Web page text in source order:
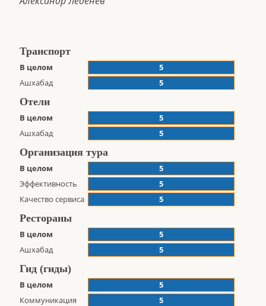
Транспорт
В целом
5
Ашхабад
5
Отели
В целом
5
Ашхабад
5
Организация тура
В целом
5
Эффективность
5
Качество сервиса
5
Рестораны
В целом
5
Ашхабад
5
Гид (гиды)
В целом
5
Коммуникация
5